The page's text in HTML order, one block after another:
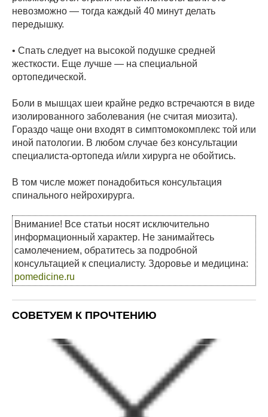
невозможно — тогда каждый 40 минут делать
передышку.
• Спать следует на высокой подушке средней
жесткости. Еще лучше — на специальной
ортопедической.
Боли в мышцах шеи крайне редко встречаются в виде
изолированного заболевания (не считая миозита).
Гораздо чаще они входят в симптомокомплекс той или
иной патологии. В любом случае без консультации
специалиста-ортопеда и/или хирурга не обойтись.
В том числе может понадобиться консультация
спинального нейрохирурга.
Внимание! Все статьи носят исключительно
информационный характер. Не занимайтесь
самолечением, обратитесь за подробной
консультацией к специалисту. Здоровье и медицина:
pomedicine.ru
СОВЕТУЕМ К ПРОЧТЕНИЮ